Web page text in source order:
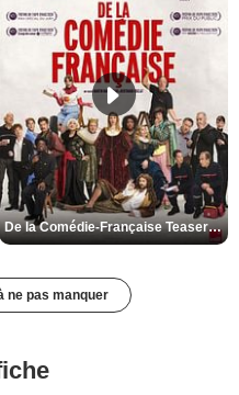
De la Comédie-Française Teaser VF
ne pas manquer